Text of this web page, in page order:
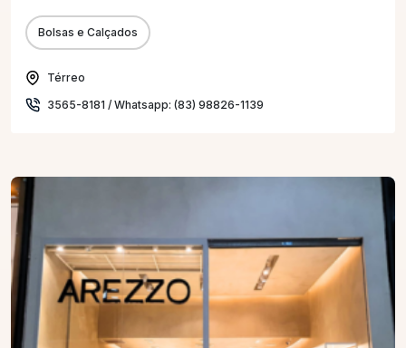
Bolsas e Calçados
Térreo
3565-8181 / Whatsapp: (83) 98826-1139